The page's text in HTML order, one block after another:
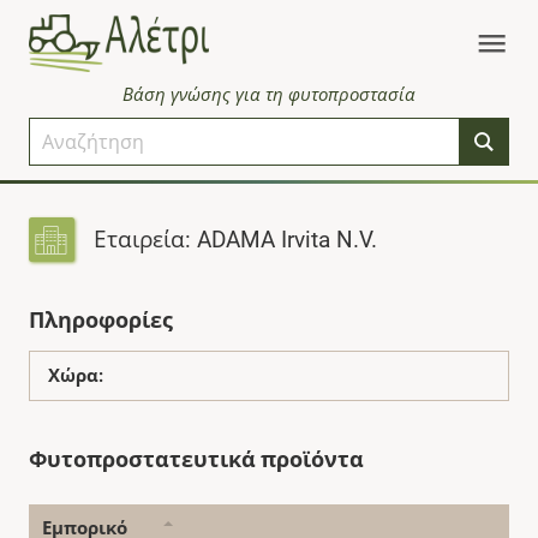
Βάση γνώσης για τη φυτοπροστασία
Εταιρεία: ADAMA Irvita N.V.
Πληροφορίες
Χώρα:
Φυτοπροστατευτικά προϊόντα
Εμπορικό